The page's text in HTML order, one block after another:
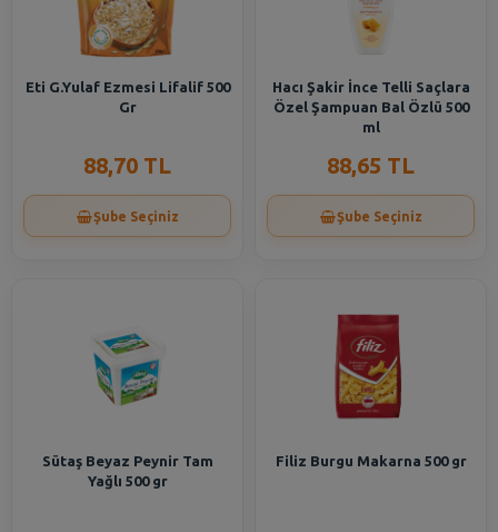
Eti G.Yulaf Ezmesi Lifalif 500
Gr
88,70 TL
Şube Seçiniz
Hacı Şakir İnce Telli Saçlara
Özel Şampuan Bal Özlü 500
ml
88,65 TL
Şube Seçiniz
Sütaş Beyaz Peynir Tam
Yağlı 500 gr
Filiz Burgu Makarna 500 gr